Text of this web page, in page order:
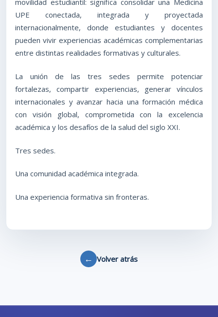
movilidad estudiantil: significa consolidar una Medicina
UPE conectada, integrada y proyectada
internacionalmente, donde estudiantes y docentes
pueden vivir experiencias académicas complementarias
entre distintas realidades formativas y culturales.
La unión de las tres sedes permite potenciar
fortalezas, compartir experiencias, generar vínculos
internacionales y avanzar hacia una formación médica
con visión global, comprometida con la excelencia
académica y los desafíos de la salud del siglo XXI.
Tres sedes.
Una comunidad académica integrada.
Una experiencia formativa sin fronteras.
← Volver atrás